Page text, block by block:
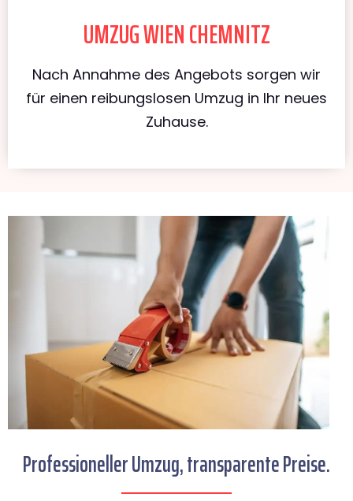
UMZUG WIEN CHEMNITZ
Nach Annahme des Angebots sorgen wir
für einen reibungslosen Umzug in Ihr neues
Zuhause.
Professioneller Umzug, transparente Preise.